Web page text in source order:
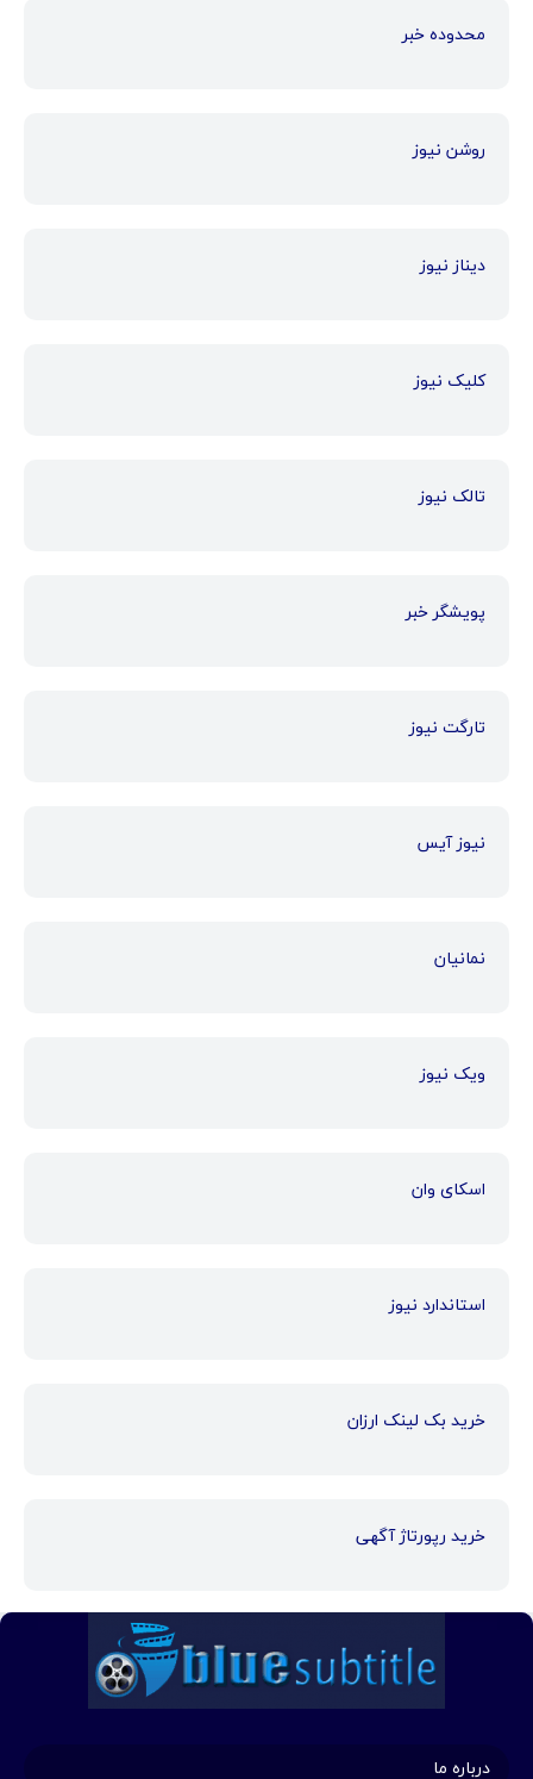
محدوده خبر
روشن نیوز
دیناز نیوز
کلیک نیوز
تالک نیوز
پویشگر خبر
تارگت نیوز
نیوز آیس
نمانیان
ویک نیوز
اسکای وان
استاندارد نیوز
خرید بک لینک ارزان
خرید رپورتاژ آگهی
درباره ما